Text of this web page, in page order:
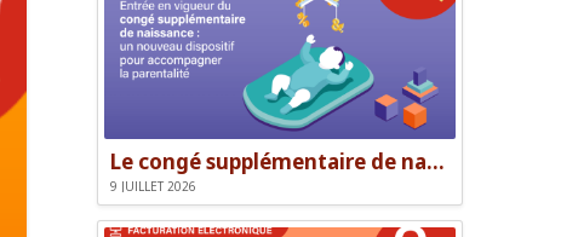
Le congé supplémentaire de naissance
9 JUILLET 2026